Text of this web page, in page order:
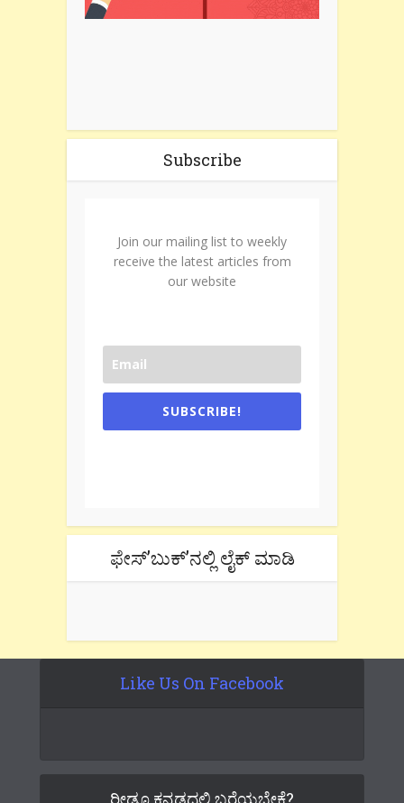
Subscribe
Join our mailing list to weekly
receive the latest articles from
our website
SUBSCRIBE!
ಫೇಸ್’ಬುಕ್’ನಲ್ಲಿ ಲೈಕ್ ಮಾಡಿ
Like Us On Facebook
ರೀಡೂ ಕನ್ನಡದಲ್ಲಿ ಬರೆಯಬೇಕೆ?